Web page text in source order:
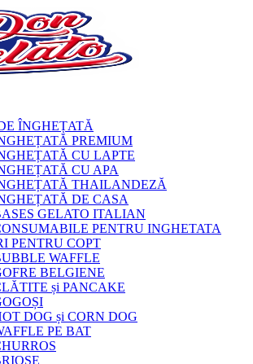
ÎNGHEȚATĂ
PREMIUM
CU LAPTE
CU APA
THAILANDEZĂ
DE CASA
GELATO ITALIAN
PENTRU INGHETATA
PENTRU COPT
WAFFLE
BELGIENE
și PANCAKE
DOG și CORN DOG
PE BAT